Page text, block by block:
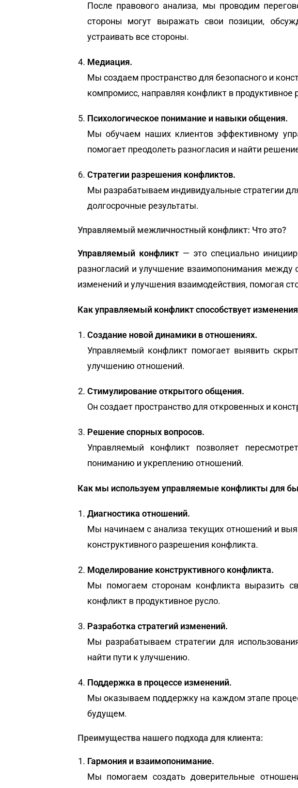
После правового анализа, мы проводим
стороны могут выражать свои позиции,
устраивать все стороны.
Медиация.
Мы создаем пространство для безопасного и
компромисс, направляя конфликт в
Психологическое понимание и навыки общения.
Мы обучаем наших клиентов эффективному
помогает преодолеть разногласия и найти
Стратегии разрешения конфликтов.
Мы разрабатываем индивидуальные стратегии
долгосрочные результаты.
Управляемый межличностный конфликт: Что это?
Управляемый конфликт— это специально
разногласий и улучшение взаимопонимания между
изменений и улучшения взаимодействия, помогая
Как управляемый конфликт способствует
Создание новой динамики в отношениях.
Управляемый конфликт помогает выявить
улучшению отношений.
Стимулирование открытого общения.
Он создает пространство для откровенных и
Решение спорных вопросов.
Управляемый конфликт позволяет
пониманию и укреплению отношений.
Как мы используем управляемые конфликты для
Диагностика отношений.
Мы начинаем с анализа текущих отношений и
конструктивного разрешения конфликта.
Моделирование конструктивного конфликта.
Мы помогаем сторонам конфликта выразить
конфликт в продуктивное русло.
Разработка стратегий изменений.
Мы разрабатываем стратегии для
найти пути к улучшению.
Поддержка в процессе изменений.
Мы оказываем поддержку на каждом этапе
будущем.
Преимущества нашего подхода для клиента:
Гармония и взаимопонимание.
Мы помогаем создать доверительные